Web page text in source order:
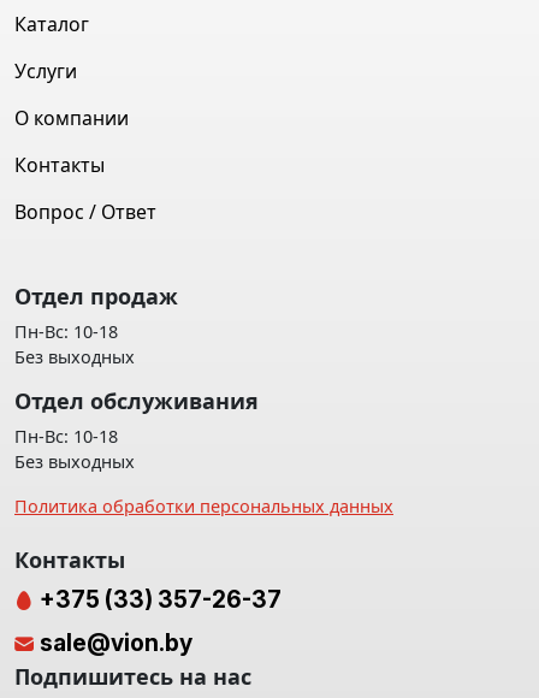
Каталог
Услуги
О компании
Контакты
Вопрос / Ответ
Отдел продаж
Пн-Вс: 10-18
Без выходных
Отдел обслуживания
Пн-Вс: 10-18
Без выходных
Политика обработки персональных данных
Контакты
+375 (33) 357-26-37
sale@vion.by
Подпишитесь на нас